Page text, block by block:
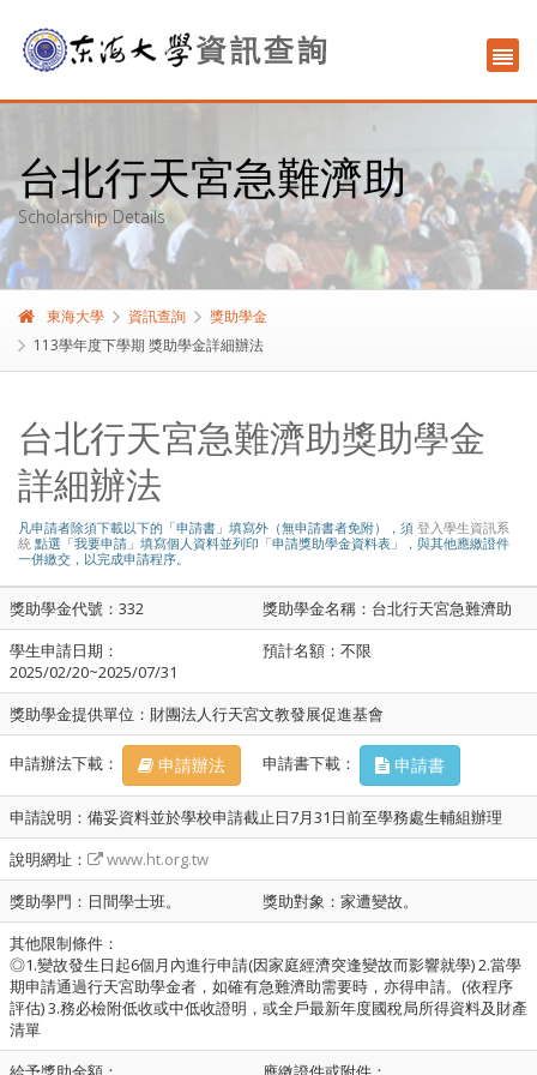
台北行天宮急難濟助
Scholarship Details
東海大學 資訊查詢
獎助學金
113學年度下學期 獎助學金詳細辦法
台北行天宮急難濟助獎助學金
詳細辦法
凡申請者除須下載以下的「申請書」填寫外（無申請書者免附），須 登入學生資訊系
統 點選「我要申請」填寫個人資料並列印「申請獎助學金資料表」，與其他應繳證件
一併繳交，以完成申請程序。
獎助學金代號：332
獎助學金名稱：台北行天宮急難濟助
學生申請日期：
2025/02/20~2025/07/31
預計名額：不限
獎助學金提供單位：財團法人行天宮文教發展促進基會
申請辦法下載： 申請辦法 申請書下載： 申請書
申請說明：備妥資料並於學校申請截止日7月31日前至學務處生輔組辦理
說明網址：
www.ht.org.tw
獎助學門：日間學士班。
獎助對象：家遭變故。
其他限制條件：
◎1.變故發生日起6個月內進行申請(因家庭經濟突逢變故而影響就學) 2.當學
期申請通過行天宮助學金者，如確有急難濟助需要時，亦得申請。(依程序
評估) 3.務必檢附低收或中低收證明，或全戶最新年度國稅局所得資料及財產
清單